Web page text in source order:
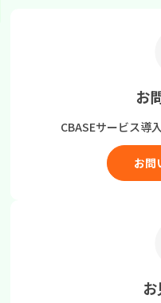
お
CBASEサービス導
お問